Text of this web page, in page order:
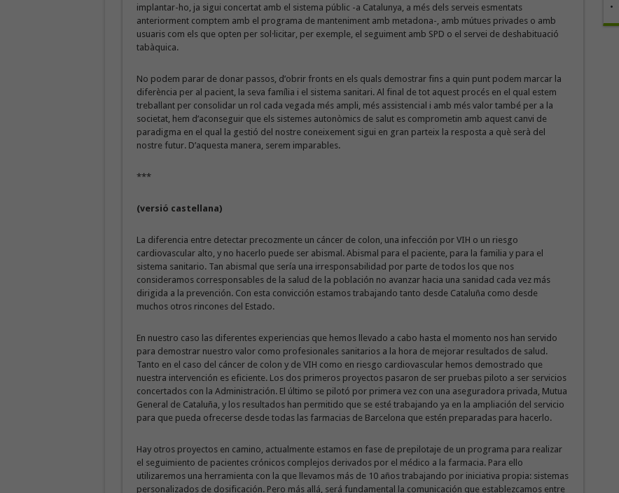
implantar-ho, ja sigui concertat amb el sistema públic -a Catalunya, a més dels serveis esmentats
anteriorment comptem amb el programa de manteniment amb metadona-, amb mútues privades o amb
usuaris com els que opten per sol·licitar, per exemple, el seguiment amb SPD o el servei de deshabituació
tabàquica.
No podem parar de donar passos, d’obrir fronts en els quals demostrar fins a quin punt podem marcar la
diferència per al pacient, la seva família i el sistema sanitari. Al final de tot aquest procés en el qual estem
treballant per consolidar un rol cada vegada més ampli, més assistencial i amb més valor també per a la
societat, hem d’aconseguir que els sistemes autonòmics de salut es comprometin amb aquest canvi de
paradigma en el qual la gestió del nostre coneixement sigui en gran parteix la resposta a què serà del
nostre futur. D’aquesta manera, serem imparables.
***
(versió castellana)
La diferencia entre detectar precozmente un cáncer de colon, una infección por VIH o un riesgo
cardiovascular alto, y no hacerlo puede ser abismal. Abismal para el paciente, para la familia y para el
sistema sanitario. Tan abismal que sería una irresponsabilidad por parte de todos los que nos
consideramos corresponsables de la salud de la población no avanzar hacia una sanidad cada vez más
dirigida a la prevención. Con esta convicción estamos trabajando tanto desde Cataluña como desde
muchos otros rincones del Estado.
En nuestro caso las diferentes experiencias que hemos llevado a cabo hasta el momento nos han servido
para demostrar nuestro valor como profesionales sanitarios a la hora de mejorar resultados de salud.
Tanto en el caso del cáncer de colon y de VIH como en riesgo cardiovascular hemos demostrado que
nuestra intervención es eficiente. Los dos primeros proyectos pasaron de ser pruebas piloto a ser servicios
concertados con la Administración. El último se pilotó por primera vez con una aseguradora privada, Mutua
General de Cataluña, y los resultados han permitido que se esté trabajando ya en la ampliación del servicio
para que pueda ofrecerse desde todas las farmacias de Barcelona que estén preparadas para hacerlo.
Hay otros proyectos en camino, actualmente estamos en fase de prepilotaje de un programa para realizar
el seguimiento de pacientes crónicos complejos derivados por el médico a la farmacia. Para ello
utilizaremos una herramienta con la que llevamos más de 10 años trabajando por iniciativa propia: sistemas
personalizados de dosificación. Pero más allá, será fundamental la comunicación que establezcamos entre